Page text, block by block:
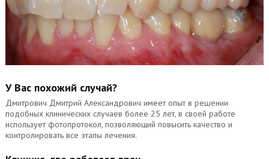
У Вас похожий случай?
Дмитрович Дмитрий Александрович имеет опыт в решении
подобных клинических случаев более 25 лет, в своей работе
использует фотопротокол, позволяющий повысить качество и
контролировать все этапы лечения.